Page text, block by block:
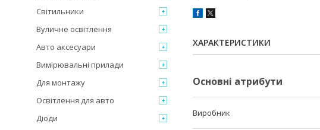
ХАРАКТЕРИСТИКИ
Основні атрибути
Виробник
Світильники
Вуличне освітлення
Авто аксесуари
Вимірювальні прилади
Для монтажу
Освітлення для авто
Діоди